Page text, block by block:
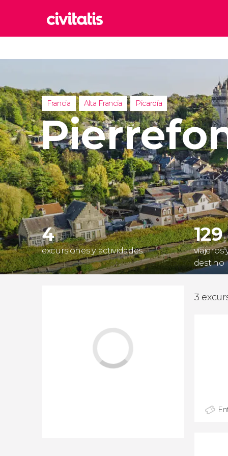
Italia
Reino
Reino
Turquía
Francia Alta Francia Picardía
4
excursiones y actividades
129
viajeros
destino
3